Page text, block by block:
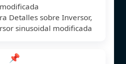
Detalles sobre Inversor,
sinusoidal modificada
📌